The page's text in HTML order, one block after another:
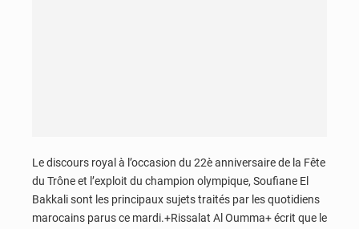
Le discours royal à l’occasion du 22è anniversaire de la Fête
du Trône et l’exploit du champion olympique, Soufiane El
Bakkali sont les principaux sujets traités par les quotidiens
marocains parus ce mardi.+Rissalat Al Oumma+ écrit que le